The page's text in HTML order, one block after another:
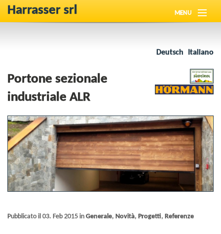
Harrasser srl MENU
Prodotti
Downloads
Contatto
Deutsch Italiano
Portone sezionale
industriale ALR
Pubblicato il 03. Feb 2015 in Generale, Novità, Progetti, Referenze